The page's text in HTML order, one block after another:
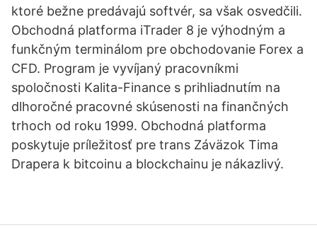
ktoré bežne predávajú softvér, sa však osvedčili.
Obchodná platforma iTrader 8 je výhodným a
funkčným terminálom pre obchodovanie Forex a
CFD. Program je vyvíjaný pracovníkmi
spoločnosti Kalita-Finance s prihliadnutím na
dlhoročné pracovné skúsenosti na finančných
trhoch od roku 1999. Obchodná platforma
poskytuje príležitosť pre trans Záväzok Tima
Drapera k bitcoinu a blockchainu je nákazlivý.